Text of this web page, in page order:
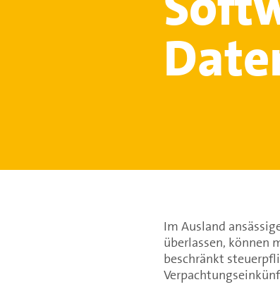
Im Ausland
überlassen, können
beschränkt